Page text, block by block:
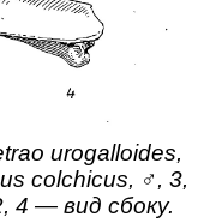
urogalloides,
colchicus, ♂, 3,
4 — вид сбоку.